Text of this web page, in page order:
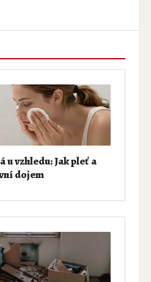
u vzhledu: Jak pleť a
dojem